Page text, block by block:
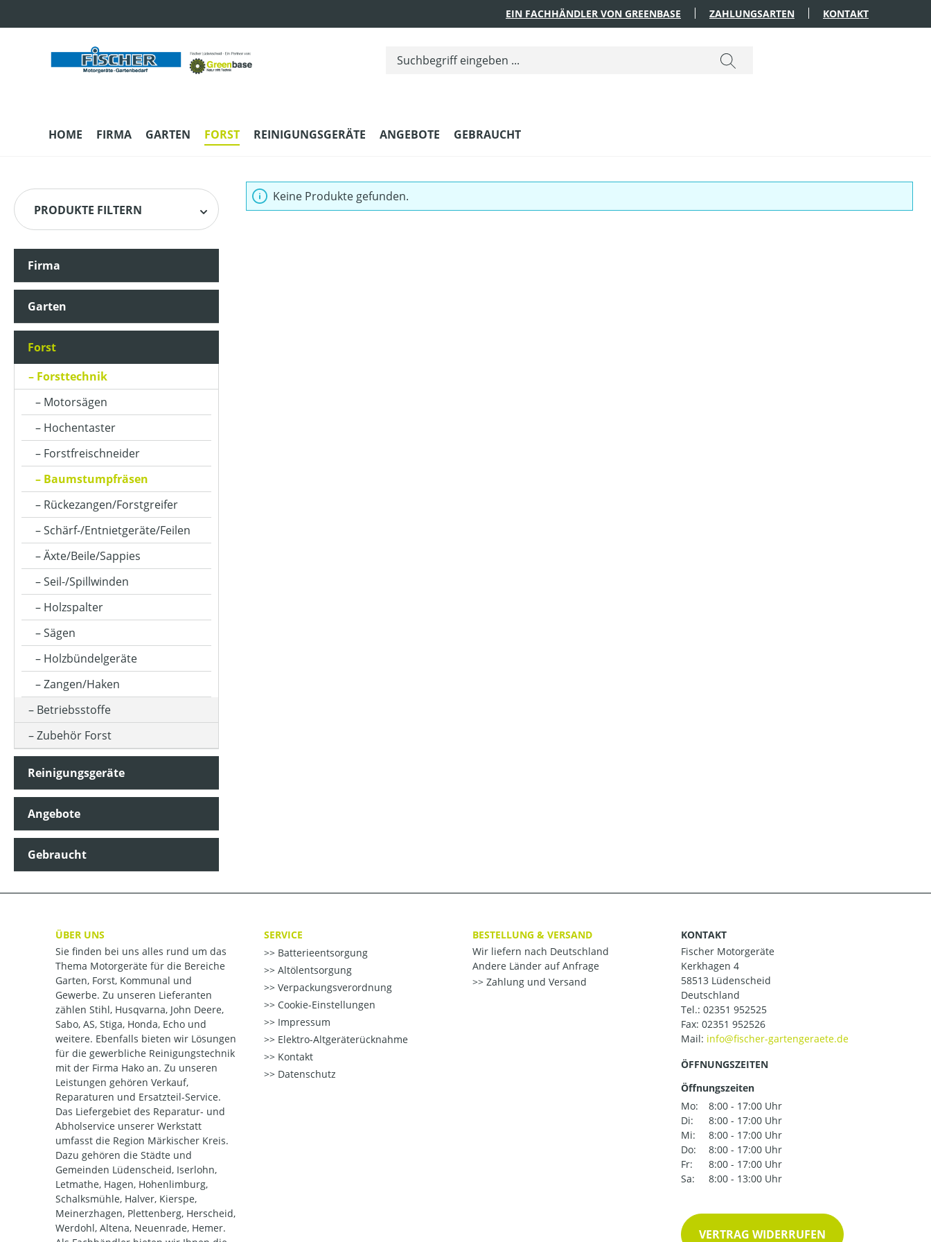
EIN FACHHÄNDLER VON GREENBASE ZAHLUNGSARTEN KONTAKT
HOME FIRMA GARTEN FORST REINIGUNGSGERÄTE ANGEBOTE GEBRAUCHT
PRODUKTE FILTERN
Firma
Garten
Forst
Forsttechnik
Motorsägen
Hochentaster
Forstfreischneider
Baumstumpfräsen
Rückezangen/Forstgreifer
Schärf-/Entnietgeräte/Feilen
Äxte/Beile/Sappies
Seil-/Spillwinden
Holzspalter
Sägen
Holzbündelgeräte
Zangen/Haken
Betriebsstoffe
Zubehör Forst
Reinigungsgeräte
Angebote
Gebraucht
Keine Produkte gefunden.
ÜBER UNS
Sie finden bei uns alles rund um das
Thema Motorgeräte für die Bereiche
Garten, Forst, Kommunal und
Gewerbe. Zu unseren Lieferanten
zählen Stihl, Husqvarna, John Deere,
Sabo, AS, Stiga, Honda, Echo und
weitere. Ebenfalls bieten wir Lösungen
für die gewerbliche Reinigungstechnik
mit der Firma Hako an. Zu unseren
Leistungen gehören Verkauf,
Reparaturen und Ersatzteil-Service.
Das Liefergebiet des Reparatur- und
Abholservice unserer Werkstatt
umfasst die Region Märkischer Kreis.
Dazu gehören die Städte und
Gemeinden Lüdenscheid, Iserlohn,
Letmathe, Hagen, Hohenlimburg,
Schalksmühle, Halver, Kierspe,
Meinerzhagen, Plettenberg, Herscheid,
Werdohl, Altena, Neuenrade, Hemer.
SERVICE
Batterieentsorgung
Altölentsorgung
Verpackungsverordnung
Cookie-Einstellungen
Impressum
Elektro-Altgeräterücknahme
Kontakt
Datenschutz
BESTELLUNG & VERSAND
Wir liefern nach Deutschland
Andere Länder auf Anfrage
Zahlung und Versand
KONTAKT
Fischer Motorgeräte
Kerkhagen 4
58513 Lüdenscheid
Deutschland
Tel.: 02351 952525
Fax: 02351 952526
Mail:
ÖFFNUNGSZEITEN
Öffnungszeiten
Mo:
8:00 - 17:00 Uhr
Di:
8:00 - 17:00 Uhr
Mi:
8:00 - 17:00 Uhr
Do:
8:00 - 17:00 Uhr
Fr:
8:00 - 17:00 Uhr
Sa:
8:00 - 13:00 Uhr
VERTRAG WIDERRUFEN